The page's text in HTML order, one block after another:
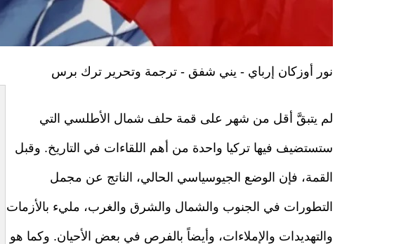
نور أوزكان إرباي - يني شفق - ترجمة وتحرير ترك برس
لم يتبقَّ أقل من شهر على قمة حلف شمال الأطلسي التي
ستستضيف فيها تركيا واحدة من أهم اللقاءات في التاريخ. وقبل
القمة، فإن الوضع الجيوسياسي الحالي، الناتج عن مجمل
التطورات في الجنوب والشمال والشرق والغرب، مليء بالأزمات
والتهديدات والإملاءات، وأيضاً بالفرص في بعض الأحيان. وكما هو